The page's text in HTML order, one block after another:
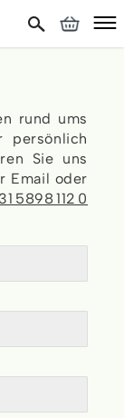
rund ums
persönlich
Sie uns
Email oder
5898 112 0